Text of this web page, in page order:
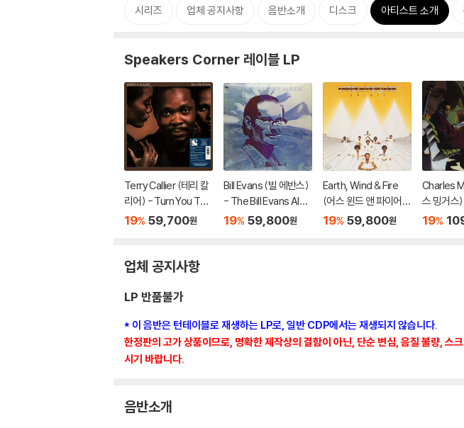
시리즈 업체 공지사항 음반소개 디스크 아티스트 소개
Speakers Corner 레이블 LP
Terry Callier (테리 칼
리어) - Turn You To L
ove [LP]
19% 59,700원
Bill Evans (빌 에반스)
- The Bill Evans Albu
m [LP]
19% 59,800원
Earth, Wind & Fire
(어스 윈드 앤 파이어)
- Spirit [LP]
19% 59,800원
Charles
스 밍거
At
19%
업체 공지사항
LP 반품불가
* 이 음반은 턴테이블로 재생하는 LP로, 일반 CDP에서는 재생되지 않습니다.
한정판의 고가 상품이므로, 명확한 제작상의 결함이 아닌, 단순 변심, 음질 불량,
시기 바랍니다.
음반소개